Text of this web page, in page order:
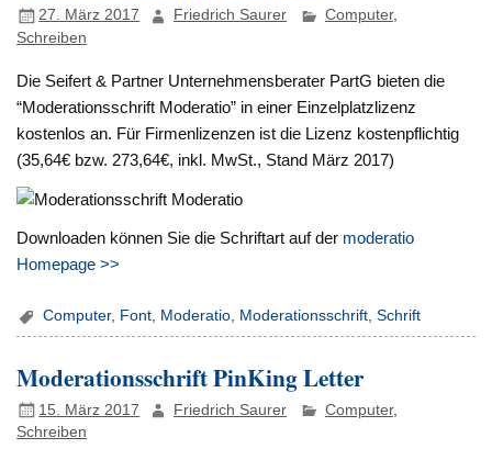
27. März 2017 Friedrich Saurer Computer,
Schreiben
Die Seifert & Partner Unternehmensberater PartG bieten die
“Moderationsschrift Moderatio” in einer Einzelplatzlizenz
kostenlos an. Für Firmenlizenzen ist die Lizenz kostenpflichtig
(35,64€ bzw. 273,64€, inkl. MwSt., Stand März 2017)
Downloaden können Sie die Schriftart auf der moderatio
Homepage >>
Computer, Font Moderatio Moderationsschrift ,Schrift
Moderationsschrift PinKing Letter
15. März 2017 Friedrich Saurer Computer,
Schreiben